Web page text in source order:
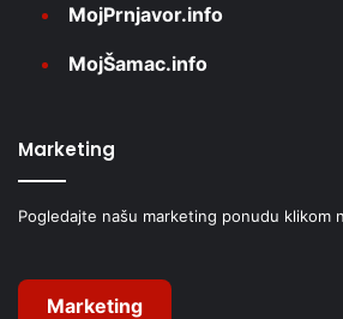
MojPrnjavor.info
MojŠamac.info
Marketing
Pogledajte našu marketing ponudu klikom
Marketing